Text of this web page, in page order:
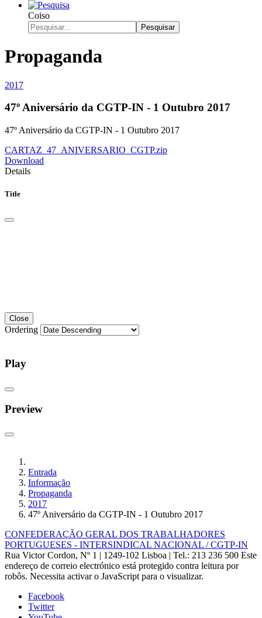
Coiso
Pesquisar
Propaganda
2017
47º Aniversário da CGTP-IN - 1 Outubro 2017
47º Aniversário da CGTP-IN - 1 Outubro 2017
CARTAZ_47_ANIVERSARIO_CGTP.zip
Download
Details
Title
Close
Ordering
Play
Preview
Entrada
Informação
Propaganda
2017
47º Aniversário da CGTP-IN - 1 Outubro 2017
CONFEDERAÇÃO GERAL DOS TRABALHADORES
PORTUGUESES - INTERSINDICAL NACIONAL / CGTP-IN
Rua Victor Cordon, Nº 1 | 1249-102 Lisboa | Tel.: 213 236 500 Este
endereço de correio electrónico está protegido contra leitura por
robôs. Necessita activar o JavaScript para o visualizar.
Facebook
Twitter